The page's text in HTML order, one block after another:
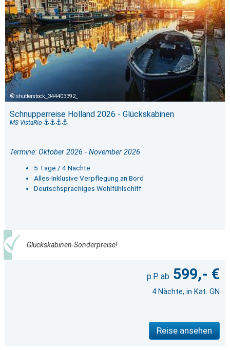
shutterstock_344403392_
Schnupperreise Holland 2026 - Glückskabinen
MS VistaRio
Termine: Oktober 2026 - November 2026
5 Tage / 4 Nächte
Alles-Inklusive Verpflegung an Bord
Deutschsprachiges Wohlfühlschiff
Glückskabinen-Sonderpreise!
599,- €
4 Nächte, in Kat. GN
Reise ansehen